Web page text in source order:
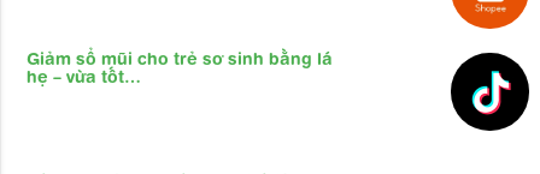
Giảm sổ mũi cho trẻ sơ sinh bằng lá
hẹ – vừa tốt…